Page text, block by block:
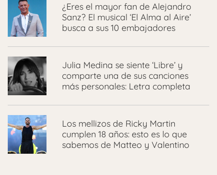
¿Eres el mayor fan de Alejandro
Sanz? El musical ‘El Alma al Aire’
busca a sus 10 embajadores
Julia Medina se siente ‘Libre’ y
comparte una de sus canciones
más personales: Letra completa
Los mellizos de Ricky Martin
cumplen 18 años: esto es lo que
sabemos de Matteo y Valentino